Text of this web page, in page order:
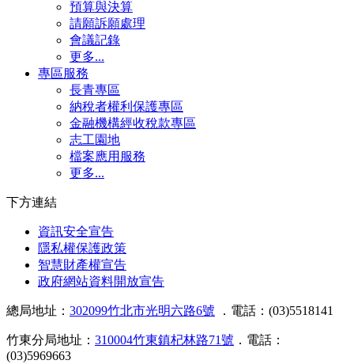
預算與決算
請願訴願處理
會議記錄
更多...
專區服務
長青專區
納稅者權利保護專區
金融機構經收稅款專區
志工園地
檔案應用服務
更多...
下方連結
資訊安全宣告
隱私權保護政策
智慧財產權宣告
政府網站資料開放宣告
總局地址： 302099竹北市光明六路6號 ．電話：(03)5518141
竹東分局地址： 310004竹東鎮杞林路71號 ．電話：
(03)5969663